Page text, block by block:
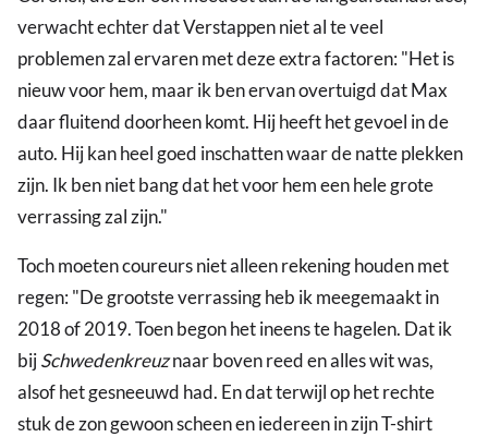
verwacht echter dat Verstappen niet al te veel
problemen zal ervaren met deze extra factoren: "Het is
nieuw voor hem, maar ik ben ervan overtuigd dat Max
daar fluitend doorheen komt. Hij heeft het gevoel in de
auto. Hij kan heel goed inschatten waar de natte plekken
zijn. Ik ben niet bang dat het voor hem een hele grote
verrassing zal zijn."
Toch moeten coureurs niet alleen rekening houden met
regen: "De grootste verrassing heb ik meegemaakt in
2018 of 2019. Toen begon het ineens te hagelen. Dat ik
bijSchwedenkreuznaar boven reed en alles wit was,
alsof het gesneeuwd had. En dat terwijl op het rechte
stuk de zon gewoon scheen en iedereen in zijn T-shirt